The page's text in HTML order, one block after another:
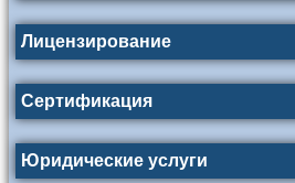
Лицензирование
Сертификация
Юридические услуги